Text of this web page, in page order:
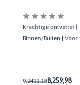
Krachtige ontvetter |
Binnen/Buiten | Voor
9,2411,188,259,98